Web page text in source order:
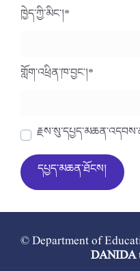
ཁྱེད་ཀྱི་མིང་།*
གློག་འཕྲིན་ཁ་བྱང་།*
© Department of
DANIDA